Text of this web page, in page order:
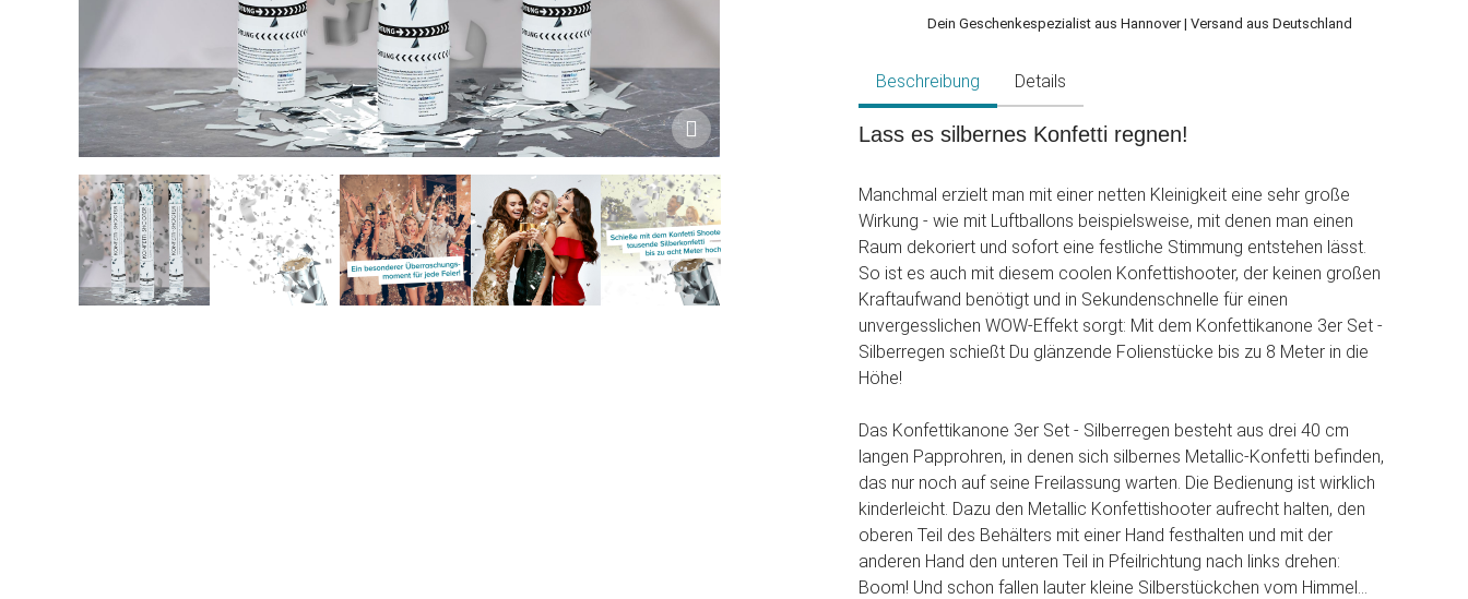
Dein Geschenkespezialist aus Hannover | Versand aus Deutschland
Beschreibung Details
Lass es silbernes Konfetti regnen!
Manchmal erzielt man mit einer netten Kleinigkeit eine sehr große
Wirkung - wie mit Luftballons beispielsweise, mit denen man einen
Raum dekoriert und sofort eine festliche Stimmung entstehen lässt.
So ist es auch mit diesem coolen Konfettishooter, der keinen großen
Kraftaufwand benötigt und in Sekundenschnelle für einen
unvergesslichen WOW-Effekt sorgt: Mit dem Konfettikanone 3er Set -
Silberregen schießt Du glänzende Folienstücke bis zu 8 Meter in die
Höhe!
Das Konfettikanone 3er Set - Silberregen besteht aus drei 40 cm
langen Papprohren, in denen sich silbernes Metallic-Konfetti befinden,
das nur noch auf seine Freilassung warten. Die Bedienung ist wirklich
kinderleicht. Dazu den Metallic Konfettishooter aufrecht halten, den
oberen Teil des Behälters mit einer Hand festhalten und mit der
anderen Hand den unteren Teil in Pfeilrichtung nach links drehen:
Boom! Und schon fallen lauter kleine Silberstückchen vom Himmel...